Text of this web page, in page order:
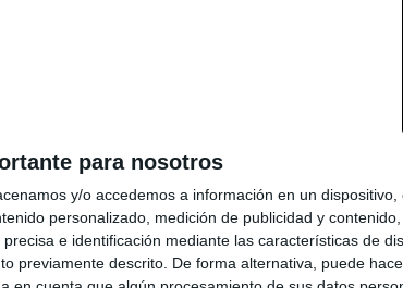
para nosotros
y/o accedemos a información en un
personalizado, medición de publicidad y
e identificación mediante las características de
previamente descrito. De forma alternativa, puede